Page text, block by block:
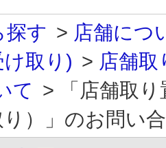
探す > 店舗につ
取り) > 店舗
て >
「店舗取
り）」のお問い